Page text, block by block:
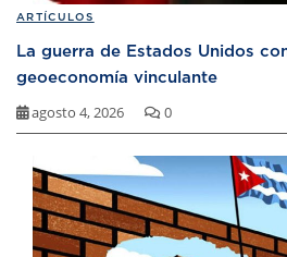
ARTÍCULOS
La guerra de Estados Unidos
geoeconomía vinculante
agosto 4, 2026 0